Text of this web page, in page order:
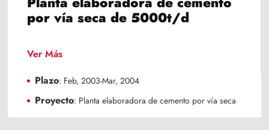
por vía seca de 5000t/d
Ver Más
Plazo: Feb, 2003-Mar, 2004
Proyecto: Planta elaboradora de cemento por vía seca